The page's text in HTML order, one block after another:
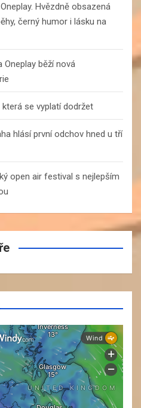
Hvězdně obsazená
černý humor i lásku na
Oneplay běží nová
se vyplatí dodržet
hlásí první odchov hned u tří
open air festival s nejlepším